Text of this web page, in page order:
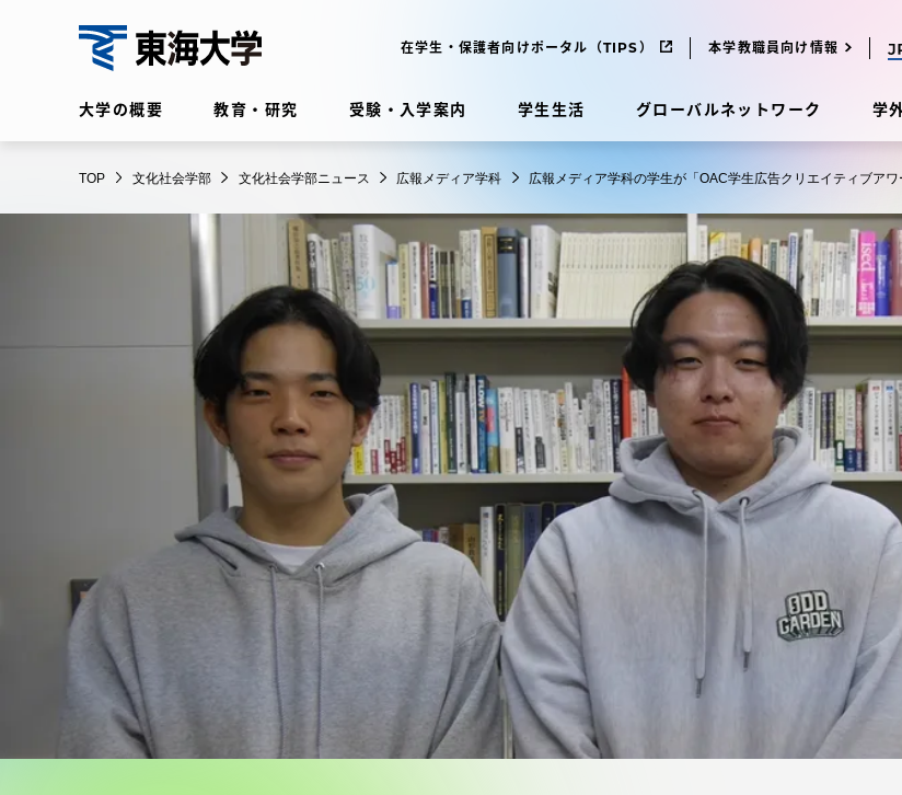
化
社
会
大学の概要 教育・研究 受験・入学案内 学生生活 グローバルネットワーク 学
在学生・保護者向けポータル（TIPS） 本学教職員向け情報
TOP 文化社会学部 文化社会学部ニュース 広報メディア学科 広報メディア学科の学生が「OAC学生広告クリエイティブア
在学生・保護者向けポータル
受験・入学案内
東海大学の障がい学生支援に関
する取り組みについて
東海大学環境憲章
ダイバーシティ推進
中期目標
教育・研究
学部・学科
教育方針
教育システム
教育センター
受験・入学案内
受験・入学案内
入試制度
デジタルパンフレ
リー
受験イベント